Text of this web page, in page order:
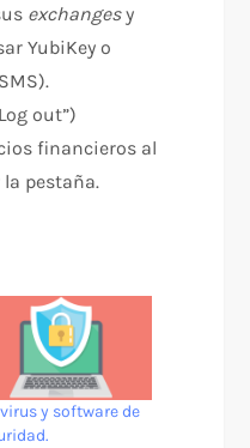
exchangesy
YubiKey o
out”)
financieros al
pestaña.
y software de